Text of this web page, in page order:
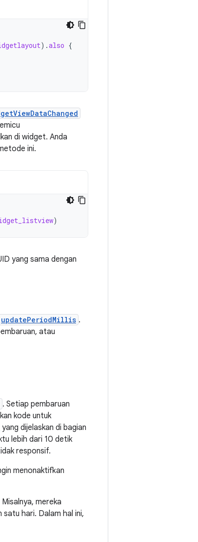
).also {
di widget. Anda
ini.
)
yang sama dengan
updatePeriodMillis .
atau
. Setiap pembaruan
kode untuk
yang dijelaskan di bagian
lebih dari 10 detik
responsif.
menonaktifkan
mereka
hari. Dalam hal ini,